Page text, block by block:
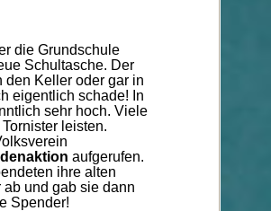
die Grundschule
Schultasche. Der
den Keller oder gar in
eigentlich schade! In
sehr hoch. Viele
leisten.
aufgerufen.
ihre alten
ab und gab sie dann
Spender!